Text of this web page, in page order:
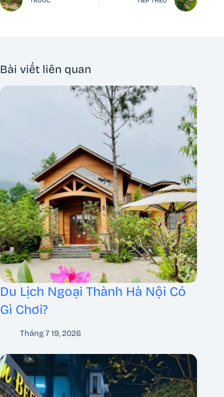
Bài viết liên quan
Du Lịch Ngoại Thành Hà Nội Có
Gì Chơi?
Tháng 7 19, 2026